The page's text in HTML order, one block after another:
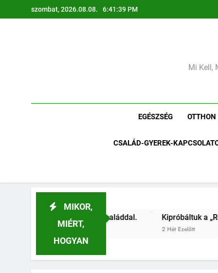
a
szombat, 2026.08.08. 6:41:42 PM
Mi Kell,
EGÉSZSÉG OTTHON
CSALÁD-GYEREK-
MIKOR,
MIÉRT,
HOGYAN
Kipróbáltuk a „Regrow” módszert: Újranő a
2 Hét Ezelőtt